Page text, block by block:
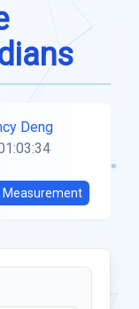
Deng
Measurement